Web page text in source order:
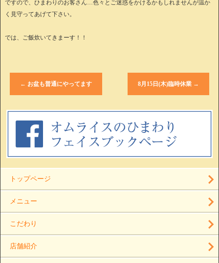
ですので、ひまわりのお客さん…色々とご迷惑をかけるかもしれませんが温か
く見守ってあげて下さい。
では、ご飯炊いてきまーす！！
← お盆も普通にやってます 8月15日(木)臨時休業 →
トップページ
メニュー
こだわり
店舗紹介